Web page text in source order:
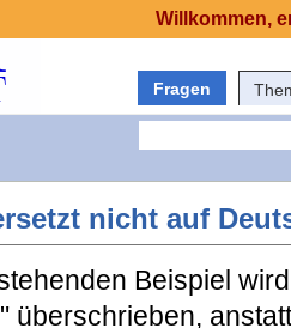
Fragen
nicht auf
Beispiel
überschrieben,
Willkommen,